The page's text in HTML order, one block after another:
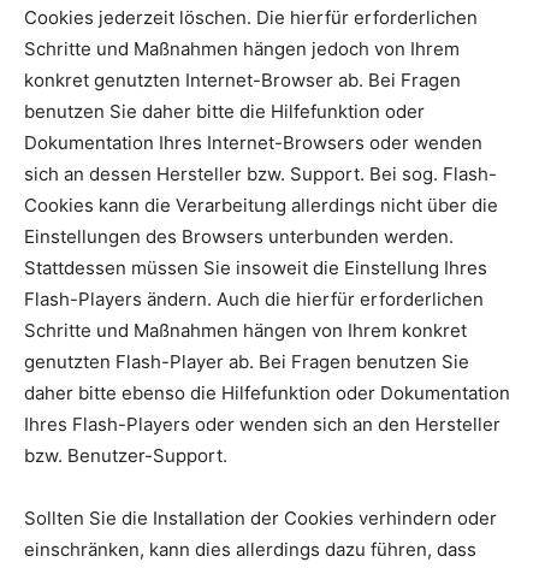
Cookies jederzeit löschen. Die hierfür erforderlichen
Schritte und Maßnahmen hängen jedoch von Ihrem
konkret genutzten Internet-Browser ab. Bei Fragen
benutzen Sie daher bitte die Hilfefunktion oder
Dokumentation Ihres Internet-Browsers oder wenden
sich an dessen Hersteller bzw. Support. Bei sog. Flash-
Cookies kann die Verarbeitung allerdings nicht über die
Einstellungen des Browsers unterbunden werden.
Stattdessen müssen Sie insoweit die Einstellung Ihres
Flash-Players ändern. Auch die hierfür erforderlichen
Schritte und Maßnahmen hängen von Ihrem konkret
genutzten Flash-Player ab. Bei Fragen benutzen Sie
daher bitte ebenso die Hilfefunktion oder Dokumentation
Ihres Flash-Players oder wenden sich an den Hersteller
bzw. Benutzer-Support.
Sollten Sie die Installation der Cookies verhindern oder
einschränken, kann dies allerdings dazu führen, dass